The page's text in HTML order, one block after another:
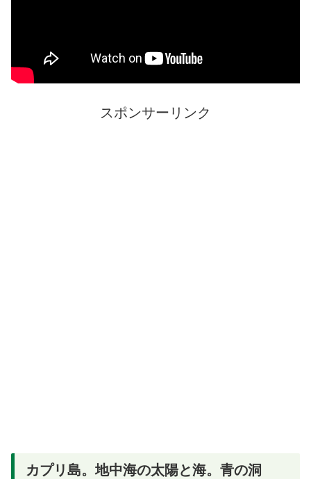
スポンサーリンク
カプリ島。地中海の太陽と海。青の洞